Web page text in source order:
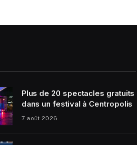
Plus de 20 spectacles gratuits
dans un festival à Centropolis
7 août 2026